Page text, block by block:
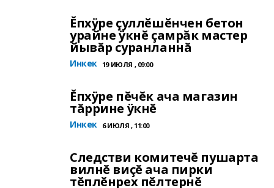
Ĕпхÿре çуллĕшĕнчен бетон
урайне ÿкнĕ çамрăк мастер
йывăр суранланнă
Инкек 19 ИЮЛЯ , 09:00
Ĕпхÿре пĕчĕк ача магазин
тăррине ÿкнĕ
Инкек 6 ИЮЛЯ , 11:00
Следстви комитечĕ пушарта
вилнĕ виçĕ ача пирки
тĕплĕнрех пĕлтернĕ